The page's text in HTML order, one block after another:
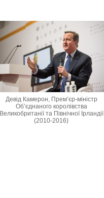
Девід Камерон, Прем’єр-міністр
Об’єднаного королівства
Великобританії та Північної Ірландії
(2010-2016)